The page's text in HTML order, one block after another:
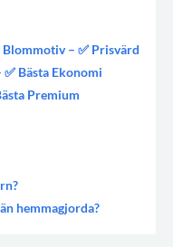
– ✅ Prisvärd
Bästa Ekonomi
Premium
hemmagjorda?